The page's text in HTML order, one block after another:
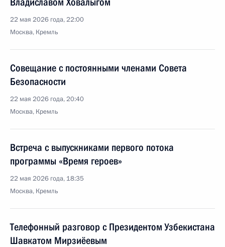
22 мая 2026 года, 22:00
Москва, Кремль
Совещание с постоянными членами Совета
Безопасности
22 мая 2026 года, 20:40
Москва, Кремль
Встреча с выпускниками первого потока
программы «Время героев»
22 мая 2026 года, 18:35
Москва, Кремль
Телефонный разговор с Президентом Узбекистана
Шавкатом Мирзиёевым